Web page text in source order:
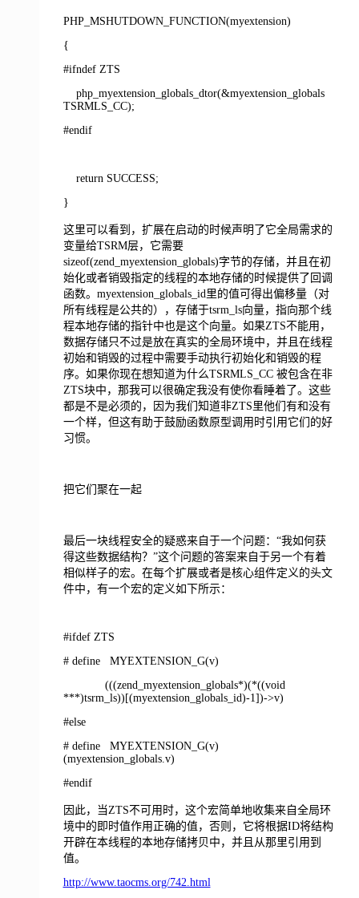
PHP_MSHUTDOWN_FUNCTION(myextension)
{
#ifndef ZTS
php_myextension_globals_dtor(&myextension_globals
TSRMLS_CC);
#endif
return SUCCESS;
}
这里可以看到，扩展在启动的时候声明了它全局需求的
变量给TSRM层，它需要
sizeof(zend_myextension_globals)字节的存储，并且在初
始化或者销毁指定的线程的本地存储的时候提供了回调
函数。myextension_globals_id里的值可得出偏移量（对
所有线程是公共的），存储于tsrm_ls向量，指向那个线
程本地存储的指针中也是这个向量。如果ZTS不能用，
数据存储只不过是放在真实的全局环境中，并且在线程
初始和销毁的过程中需要手动执行初始化和销毁的程
序。如果你现在想知道为什么TSRMLS_CC 被包含在非
ZTS块中，那我可以很确定我没有使你看睡着了。这些
都是不是必须的，因为我们知道非ZTS里他们有和没有
一个样，但这有助于鼓励函数原型调用时引用它们的好
习惯。
把它们聚在一起
最后一块线程安全的疑惑来自于一个问题：“我如何获
得这些数据结构？”这个问题的答案来自于另一个有着
相似样子的宏。在每个扩展或者是核心组件定义的头文
件中，有一个宏的定义如下所示：
#ifdef ZTS
# define MYEXTENSION_G(v)
(((zend_myextension_globals*)(*((void
***)tsrm_ls))[(myextension_globals_id)-1])->v)
#else
# define MYEXTENSION_G(v)
(myextension_globals.v)
#endif
因此，当ZTS不可用时，这个宏简单地收集来自全局环
境中的即时值作用正确的值，否则，它将根据ID将结构
开辟在本线程的本地存储拷贝中，并且从那里引用到
值。
http://www.taocms.org/742.html